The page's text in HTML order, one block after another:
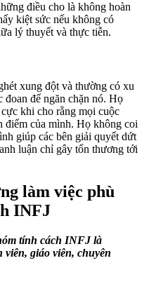
điều cho là không hoàn
kiệt sức nếu không có
lý thuyết và thực tiễn.
xung đột và thường có xu
để ngăn chặn nó. Họ
khi cho rằng mọi cuộc
điểm của mình. Họ không coi
giúp các bên giải quyết dứt
luận chỉ gây tổn thương tới
làm việc phù
INFJ
tính cách INFJ là
viên, giáo viên, chuyên